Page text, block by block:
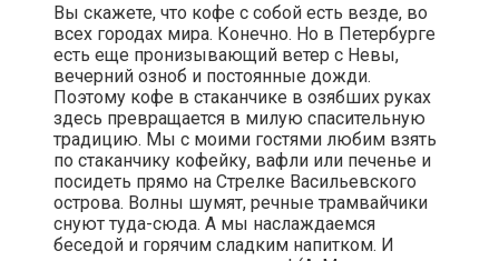
Вы скажете, что кофе с собой есть везде, во
всех городах мира. Конечно. Но в Петербурге
есть еще пронизывающий ветер с Невы,
вечерний озноб и постоянные дожди.
Поэтому кофе в стаканчике в озябших руках
здесь превращается в милую спасительную
традицию. Мы с моими гостями любим взять
по стаканчику кофейку, вафли или печенье и
посидеть прямо на Стрелке Васильевского
острова. Волны шумят, речные трамвайчики
снуют туда-сюда. А мы наслаждаемся
беседой и горячим сладким напитком. И